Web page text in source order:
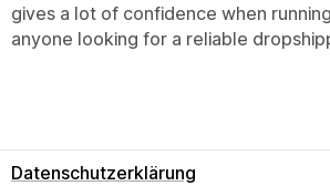
gives a lot of confidence when
anyone looking for a reliable
Datenschutzerklärung